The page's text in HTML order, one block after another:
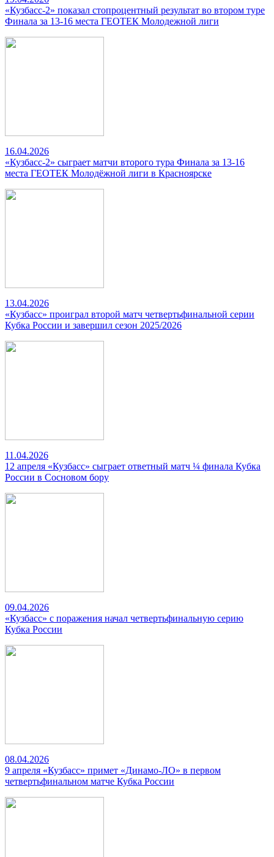
«Кузбасс-2» показал стопроцентный результат во втором туре
Финала за 13-16 места ГЕОТЕК Молодежной лиги
16.04.2026
«Кузбасс-2» сыграет матчи второго тура Финала за 13-16
места ГЕОТЕК Молодёжной лиги в Красноярске
13.04.2026
«Кузбасс» проиграл второй матч четвертьфинальной серии
Кубка России и завершил сезон 2025/2026
11.04.2026
12 апреля «Кузбасс» сыграет ответный матч ¼ финала Кубка
России в Сосновом бору
09.04.2026
«Кузбасс» с поражения начал четвертьфинальную серию
Кубка России
08.04.2026
9 апреля «Кузбасс» примет «Динамо-ЛО» в первом
четвертьфинальном матче Кубка России